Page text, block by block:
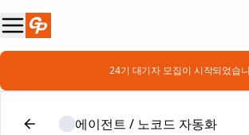
📣 24기 대기자 모집이 시작되었습
에이전트 / 노코드 자동화